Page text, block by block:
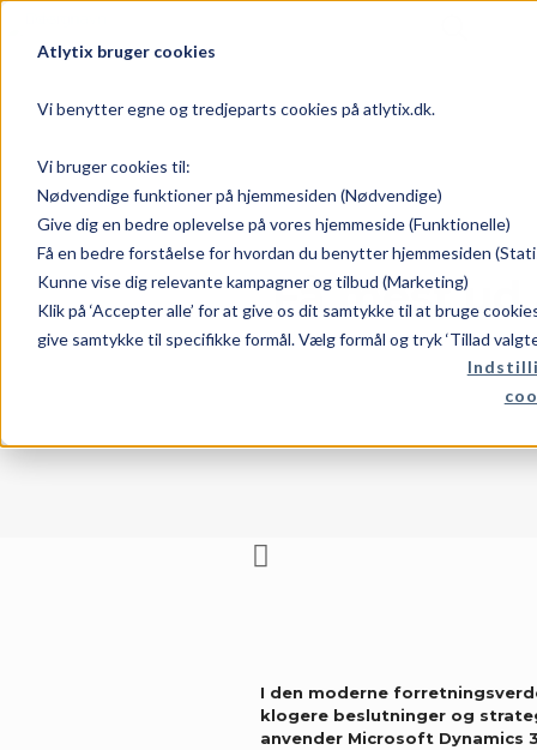
Atlytix bruger cookies
Vi benytter egne og tredjeparts cookies på atlytix.dk.
Vi bruger cookies til:
Nødvendige funktioner på hjemmesiden (Nødvendige)
Give dig en bedre oplevelse på vores hjemmeside (Funktionelle)
Få en bedre forståelse for hvordan du benytter hjemmesiden
Kunne vise dig relevante kampagner og tilbud (Marketing)
Klik på ‘Accepter alle’ for at give os dit samtykke til at bruge
give samtykke til specifikke formål. Vælg formål og tryk ‘Tillad
Få mest ud
I den moderne
klogere beslutninger og
anvender Microsoft Dynamics